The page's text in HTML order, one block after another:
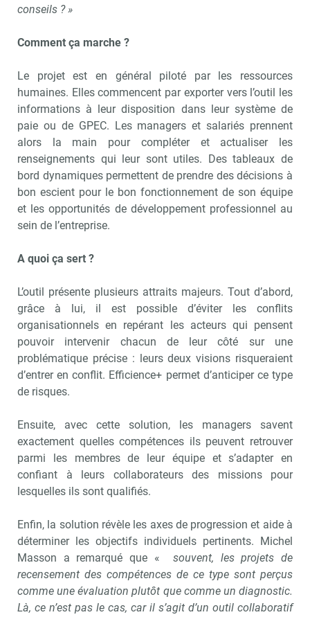
conseils ? »
Comment ça marche ?
Le projet est en général piloté par les ressources
humaines. Elles commencent par exporter vers l’outil les
informations à leur disposition dans leur système de
paie ou de GPEC. Les managers et salariés prennent
alors la main pour compléter et actualiser les
renseignements qui leur sont utiles. Des tableaux de
bord dynamiques permettent de prendre des décisions à
bon escient pour le bon fonctionnement de son équipe
et les opportunités de développement professionnel au
sein de l’entreprise.
A quoi ça sert ?
L’outil présente plusieurs attraits majeurs. Tout d’abord,
grâce à lui, il est possible d’éviter les conflits
organisationnels en repérant les acteurs qui pensent
pouvoir intervenir chacun de leur côté sur une
problématique précise : leurs deux visions risqueraient
d’entrer en conflit. Efficience+ permet d’anticiper ce type
de risques.
Ensuite, avec cette solution, les managers savent
exactement quelles compétences ils peuvent retrouver
parmi les membres de leur équipe et s’adapter en
confiant à leurs collaborateurs des missions pour
lesquelles ils sont qualifiés.
Enfin, la solution révèle les axes de progression et aide à
déterminer les objectifs individuels pertinents. Michel
Masson a remarqué que «
souvent, les projets de
recensement des compétences de ce type sont perçus
comme une évaluation plutôt que comme un diagnostic.
Là, ce n’est pas le cas, car il s’agit d’un outil collaboratif